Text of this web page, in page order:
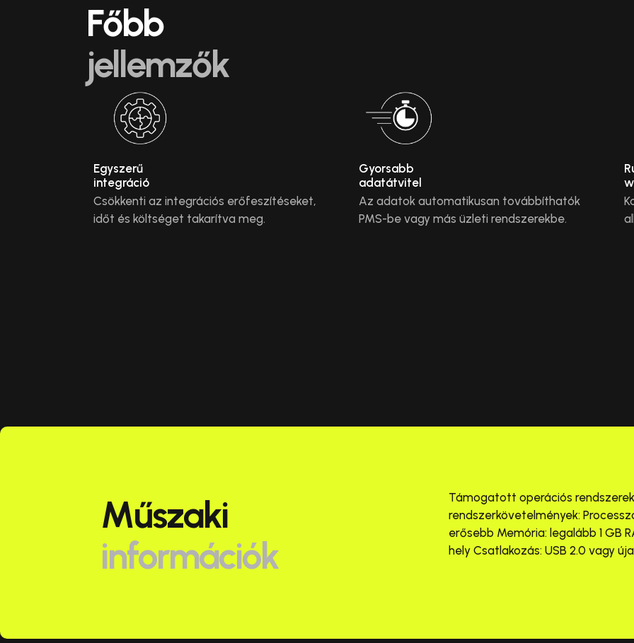
Főbb
jellemzők
Egyszerű
integráció
Csökkenti az integrációs erőfeszítéseket,
időt és költséget takarítva meg.
Gyorsabb
adatátvitel
Az adatok automatikusan továbbíthatók
PMS-be vagy más üzleti rendszerekbe.
Műszaki
információk
Támogatott operációs
rendszerkövetelmények:
erősebb Memória: legalább 1 GB
hely Csatlakozás: USB 2.0 vagy